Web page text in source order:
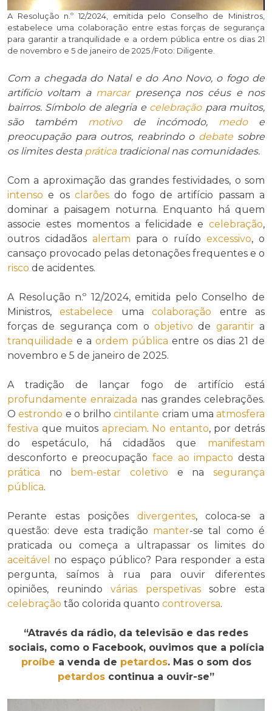
A Resolução n.º 12/2024, emitida pelo Conselho de Ministros,
estabelece uma colaboração entre estas forças de segurança
para garantir a tranquilidade e a ordem pública entre os dias 21
de novembro e 5 de janeiro de 2025 /Foto: Diligente.
Com a chegada do Natal e do Ano Novo, o fogo de
artifício voltam a marcarpresença nos céus e nos
bairros. Símbolo de alegria e celebraçãopara muitos,
são também motivode incómodo, medoe
preocupação para outros, reabrindo o debate sobre
os limites desta práticatradicional nas comunidades.
Com a aproximação das grandes festividades, o som
intenso e os clarões do fogo de artifício passam a
dominar a paisagem noturna. Enquanto há quem
associe estes momentos a felicidade e celebração,
outros cidadãos alertam para o ruídoexcessivo, o
cansaço provocado pelas detonações frequentes e o
risco de acidentes.
A Resolução n.º 12/2024, emitida pelo Conselho de
Ministros,estabelece umacolaboração entre as
forças de segurança com o objetivo de garantira
tranquilidade e a ordem pública entre os dias 21 de
novembro e 5 de janeiro de 2025.
A tradição de lançar fogo de artifício está
profundamente enraizada nas grandes celebrações.
Oestrondo e o brilhocintilante criam uma atmosfera
festiva que muitos apreciam. No entanto, por detrás
do espetáculo, há cidadãos que manifestam
desconforto e preocupação face ao impacto desta
prática no bem-estar coletivo e nasegurança
pública.
Perante estas posições divergentes, coloca-se a
questão: deve esta tradição manter-se tal como é
praticada ou começa a ultrapassar os limites do
aceitável
no espaço público? Para responder a esta
pergunta, saímos à rua para ouvir diferentes
opiniões, reunindovárias perspetivassobre esta
celebração tão colorida quanto controversa.
“Através da rádio, da televisão e das redes
sociais, como o Facebook, ouvimos que a polícia
proíbe a venda de petardos. Mas o som dos
petardos continua a ouvir-se”